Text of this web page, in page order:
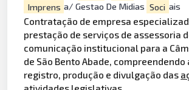
Imprens a/ Gestao De Midias Soci ais
Contratação de empresa
prestação de serviços de assessoria
comunicação institucional para a
de São Bento Abade, compreendendo
registro, produção e divulgação das
atividades legislativas,